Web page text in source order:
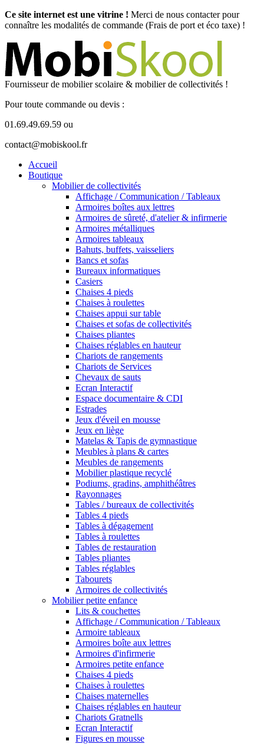
Ce site internet est une vitrine ! Merci de nous contacter pour
connaître les modalités de commande (Frais de port et éco taxe) !
Fournisseur de mobilier scolaire & mobilier de collectivités !
Pour toute commande ou devis :
01.69.49.69.59 ou
contact@mobiskool.fr
Accueil
Boutique
Mobilier de collectivités
Affichage / Communication / Tableaux
Armoires boîtes aux lettres
Armoires de sûreté, d'atelier & infirmerie
Armoires métalliques
Armoires tableaux
Bahuts, buffets, vaisseliers
Bancs et sofas
Bureaux informatiques
Casiers
Chaises 4 pieds
Chaises à roulettes
Chaises appui sur table
Chaises et sofas de collectivités
Chaises pliantes
Chaises réglables en hauteur
Chariots de rangements
Chariots de Services
Chevaux de sauts
Ecran Interactif
Espace documentaire & CDI
Estrades
Jeux d'éveil en mousse
Jeux en liège
Matelas & Tapis de gymnastique
Meubles à plans & cartes
Meubles de rangements
Mobilier plastique recyclé
Podiums, gradins, amphithéâtres
Rayonnages
Tables / bureaux de collectivités
Tables 4 pieds
Tables à dégagement
Tables à roulettes
Tables de restauration
Tables pliantes
Tables réglables
Tabourets
Armoires de collectivités
Mobilier petite enfance
Lits & couchettes
Affichage / Communication / Tableaux
Armoire tableaux
Armoires boîte aux lettres
Armoires d'infirmerie
Armoires petite enfance
Chaises 4 pieds
Chaises à roulettes
Chaises maternelles
Chaises réglables en hauteur
Chariots Gratnells
Ecran Interactif
Figures en mousse